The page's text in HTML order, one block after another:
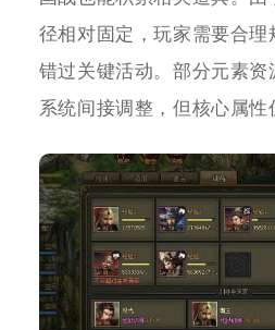
径相对固定，玩家需要合
错过关键活动。部分元素
系统间接调整，但核心属性